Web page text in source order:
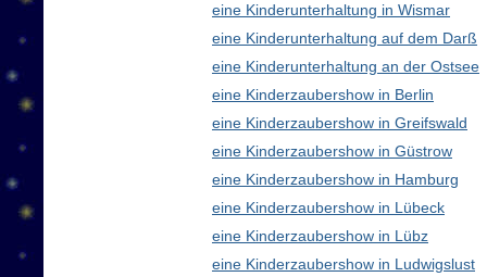
eine Kinderunterhaltung in Wismar
eine Kinderunterhaltung auf dem Darß
eine Kinderunterhaltung an der Ostsee
eine Kinderzaubershow in Berlin
eine Kinderzaubershow in Greifswald
eine Kinderzaubershow in Güstrow
eine Kinderzaubershow in Hamburg
eine Kinderzaubershow in Lübeck
eine Kinderzaubershow in Lübz
eine Kinderzaubershow in Ludwigslust